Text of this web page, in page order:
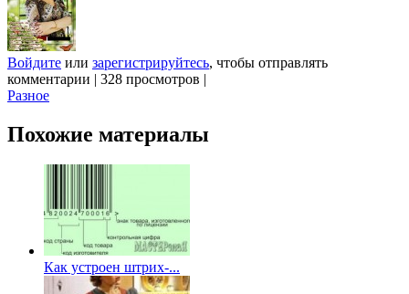
Войдите или зарегистрируйтесь, чтобы отправлять
комментарии | 328 просмотров |
Разное
Похожие материалы
Как устроен штрих-...